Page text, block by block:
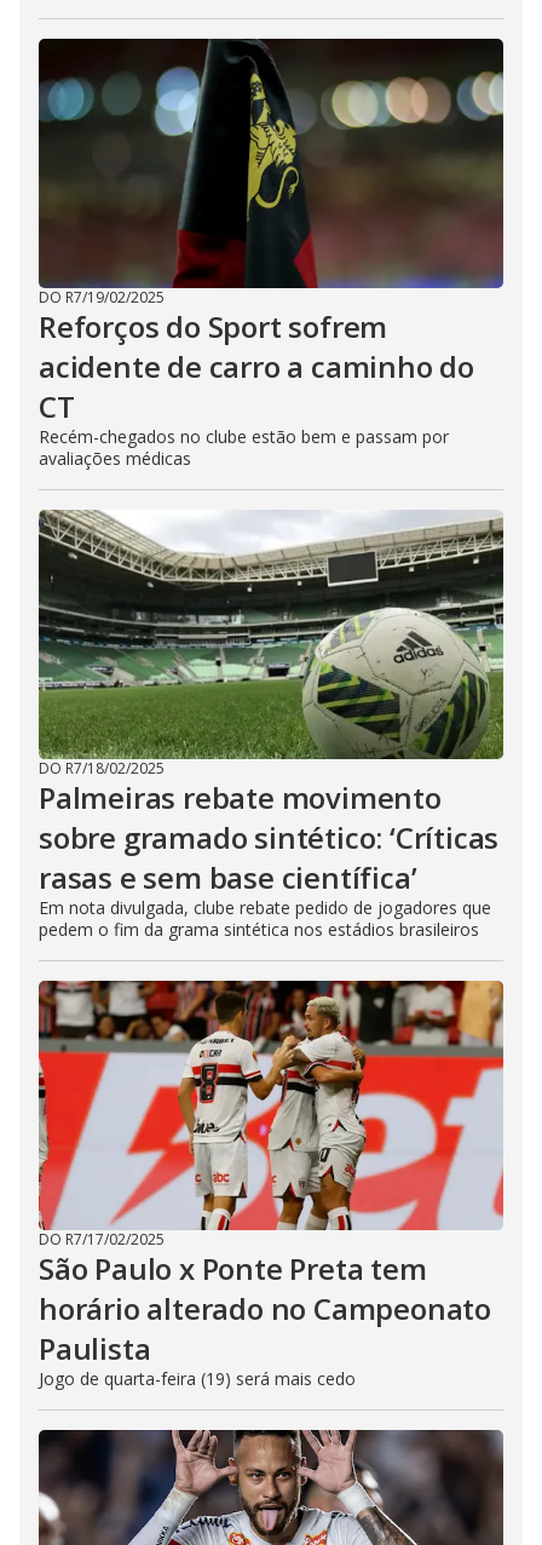
DO R7/19/02/2025
Reforços do Sport sofrem
acidente de carro a caminho do
CT
Recém-chegados no clube estão bem e passam por
avaliações médicas
DO R7/18/02/2025
Palmeiras rebate movimento
sobre gramado sintético: ‘Críticas
rasas e sem base científica’
Em nota divulgada, clube rebate pedido de jogadores que
pedem o fim da grama sintética nos estádios brasileiros
DO R7/17/02/2025
São Paulo x Ponte Preta tem
horário alterado no Campeonato
Paulista
Jogo de quarta-feira (19) será mais cedo